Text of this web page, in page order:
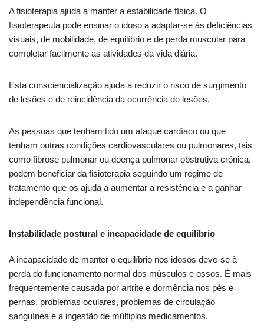
A fisioterapia ajuda a manter a estabilidade física. O
fisioterapeuta pode ensinar o idoso a adaptar-se às deficiências
visuais, de mobilidade, de equilíbrio e de perda muscular para
completar facilmente as atividades da vida diária.
Esta consciencialização ajuda a reduzir o risco de surgimento
de lesões e de reincidência da ocorrência de lesões.
As pessoas que tenham tido um ataque cardíaco ou que
tenham outras condições cardiovasculares ou pulmonares, tais
como fibrose pulmonar ou doença pulmonar obstrutiva crónica,
podem beneficiar da fisioterapia seguindo um regime de
tratamento que os ajuda a aumentar a resistência e a ganhar
independência funcional.
Instabilidade postural e incapacidade de equilíbrio
A incapacidade de manter o equilíbrio nos idosos deve-se à
perda do funcionamento normal dos músculos e ossos. É mais
frequentemente causada por artrite e dormência nos pés e
pernas, problemas oculares, problemas de circulação
sanguínea e a ingestão de múltiplos medicamentos.